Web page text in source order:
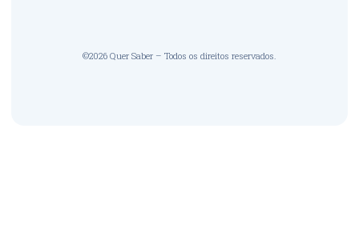
©2026 Quer Saber – Todos os direitos reservados.